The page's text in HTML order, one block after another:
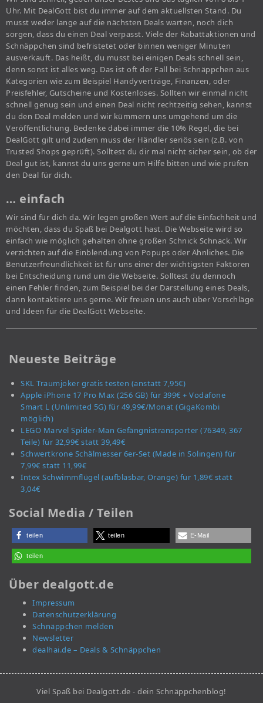
Uhr. Mit DealGott bist du immer auf dem aktuellsten Stand. Du
musst weder lange auf die nächsten Deals warten, noch dich
sorgen, dass du einen Deal verpasst. Viele der Rabattaktionen und
Schnäppchen sind befristetet oder binnen weniger Minuten
ausverkauft. Das heißt, du musst bei einigen Deals schnell sein,
denn sonst ist alles weg. Das ist oft der Fall bei Schnäppchen aus
Kategorien wie zum Beispiel Handyverträge, Finanzen, oder
Preisfehler, Gutscheine und Kostenloses. Sollten wir einmal nicht
schnell genug sein und einen Deal nicht rechtzeitig sehen, kannst
du den Deal melden und wir kümmern uns umgehend um die
Veröffentlichung. Bedenke dabei immer die 10% Regel, die bei
DealGott gilt und zudem muss der Händler seriös sein (z.B. von
Trusted Shops geprüft). Solltest du dir mal nicht sicher sein, ob der
Deal gut ist, kannst du uns gerne um Hilfe bitten und wie prüfen
den Deal für dich.
… einfach
Wir sind für dich da. Wir legen großen Wert auf die Einfachheit und
möchten, dass du Spaß bei Dealgott hast. Die Webseite wird so
einfach wie möglich gehalten ohne großen Schnick Schnack. Wir
verzichten auf die Einblendung von Popups oder Ähnliches. Die
Benutzerfreundlichkeit ist für uns einer der wichtigsten Faktoren
bei Entscheidung rund um die Webseite. Solltest du dennoch
einen Fehler finden, zum Beispiel bei der Darstellung eines Deals,
dann kontaktiere uns gerne. Wir freuen uns auch über Vorschläge
und Ideen für die DealGott Webseite.
Neueste Beiträge
SKL Traumjoker gratis testen (anstatt 7,95€)
Apple iPhone 17 Pro Max (256 GB) für 399€ + Vodafone
Smart L (Unlimited 5G) für 49,99€/Monat (GigaKombi
möglich)
LEGO Marvel Spider-Man Gefängnistransporter (76349, 367
Teile) für 32,99€ statt 39,49€
Schwertkrone Schälmesser 6er-Set (Made in Solingen) für
7,99€ statt 11,99€
Intex Schwimmflügel (aufblasbar, Orange) für 1,89€ statt
3,04€
Social Media / Teilen
teilen teilen E-Mail
teilen
Über dealgott.de
Impressum
Datenschutzerklärung
Schnäppchen melden
Newsletter
dealhai.de – Deals & Schnäppchen
Viel Spaß bei Dealgott.de - dein Schnäppchenblog!